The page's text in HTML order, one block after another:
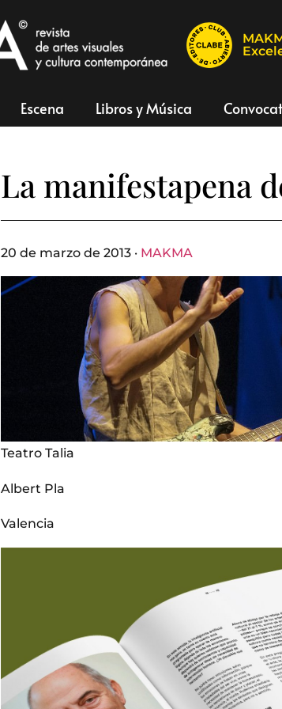
Escena Libros y Música
La manifestapena
20 de marzo de 2013 · MAKMA
Teatro Talia
Albert Pla
Valencia